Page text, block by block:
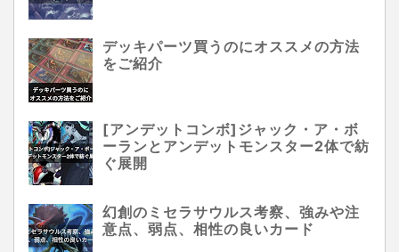
デッキパーツ買うのにオススメの方法
をご紹介
[アンデットコンボ]ジャック・ア・ボ
ーランとアンデットモンスター2体で紡
ぐ展開
幻創のミセラサウルス考察、強みや注
意点、弱点、相性の良いカード